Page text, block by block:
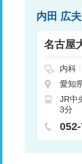
内田 広
名古屋
内科
呼吸
整
科
科
愛知
JR中
3分